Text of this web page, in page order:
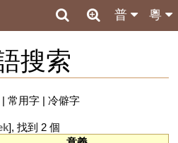
粵
普
搜索
常用字| 冷僻字
], 找到 2 個